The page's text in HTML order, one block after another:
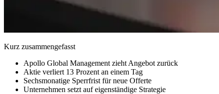
Kurz zusammengefasst
Apollo Global Management zieht Angebot zurück
Aktie verliert 13 Prozent an einem Tag
Sechsmonatige Sperrfrist für neue Offerte
Unternehmen setzt auf eigenständige Strategie